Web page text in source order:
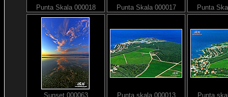
Punta Skala 000018 Punta Skala 000017 Punta
Sunset 000063 Punta skala 000013 Punta